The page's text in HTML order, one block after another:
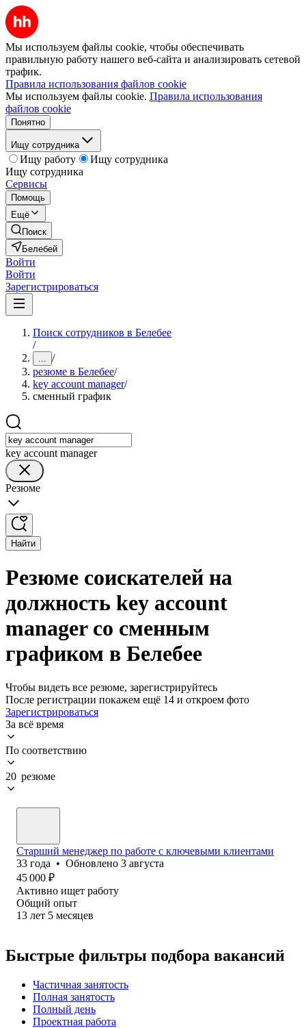
Мы используем файлы cookie, чтобы обеспечивать
правильную работу нашего веб-сайта и анализировать сетевой
трафик.
Правила использования файлов cookie
Мы используем файлы cookie. Правила использования
файлов cookie
Понятно
Ищу сотрудника
Ищу работу
Ищу сотрудника
Ищу сотрудника
Сервисы
Помощь
Ещё
Поиск
Белебей
Войти
Войти
Зарегистрироваться
Поиск сотрудников в Белебее
/
... /
резюме в Белебее/
key account manager/
сменный график
key account manager
Резюме
Найти
Резюме соискателей на
должность key account
manager со сменным
графиком в Белебее
Чтобы видеть все резюме, зарегистрируйтесь
После регистрации покажем ещё 14 и откроем фото
Зарегистрироваться
За всё время
По соответствию
20 резюме
Старший менеджер по работе с ключевыми клиентами
33 года • Обновлено 3 августа
45 000 ₽
Активно ищет работу
Общий опыт
13 лет 5 месяцев
Быстрые фильтры подбора вакансий
Частичная занятость
Полная занятость
Полный день
Проектная работа